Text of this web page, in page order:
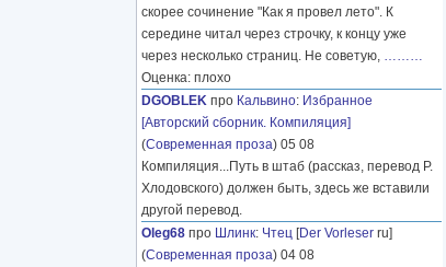
скорее сочинение "Как я провел лето". К
середине читал через строчку, к концу уже
через несколько страниц. Не советую, ………
Оценка: плохо
DGOBLEK про Кальвино: Избранное
[Авторский сборник. Компиляция]
(Современная проза) 05 08
Компиляция...Путь в штаб (рассказ, перевод Р.
Хлодовского) должен быть, здесь же вставили
другой перевод.
Oleg68 про Шлинк: Чтец [Der Vorleser ru]
(Современная проза) 04 08